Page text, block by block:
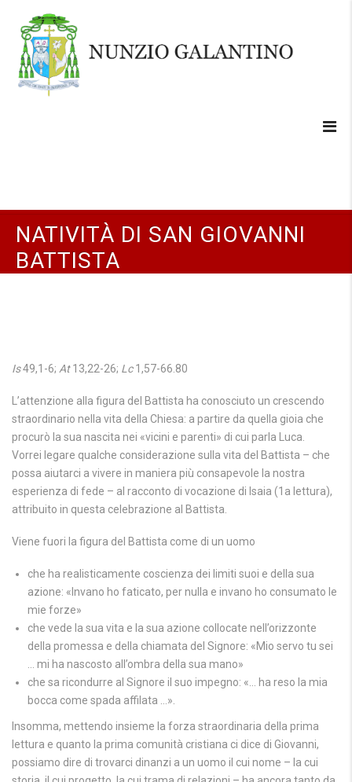
NATIVITÀ DI SAN GIOVANNI
BATTISTA
Is49,1-6; At13,22-26; Lc1,57-66.80
L’attenzione alla figura del Battista ha conosciuto un crescendo
straordinario nella vita della Chiesa: a partire da quella gioia che
procurò la sua nascita nei «vicini e parenti» di cui parla Luca.
Vorrei legare qualche considerazione sulla vita del Battista – che
possa aiutarci a vivere in maniera più consapevole la nostra
esperienza di fede – al racconto di vocazione di Isaia (1a lettura),
attribuito in questa celebrazione al Battista.
Viene fuori la figura del Battista come di un uomo
che ha realisticamente coscienza dei limiti suoi e della sua
azione: «Invano ho faticato, per nulla e invano ho consumato le
mie forze»
che vede la sua vita e la sua azione collocate nell’orizzonte
della promessa e della chiamata del Signore: «Mio servo tu sei
… mi ha nascosto all’ombra della sua mano»
che sa ricondurre al Signore il suo impegno: «… ha reso la mia
bocca come spada affilata …».
Insomma, mettendo insieme la forza straordinaria della prima
lettura e quanto la prima comunità cristiana ci dice di Giovanni,
possiamo dire di trovarci dinanzi a un uomo il cui nome – la cui